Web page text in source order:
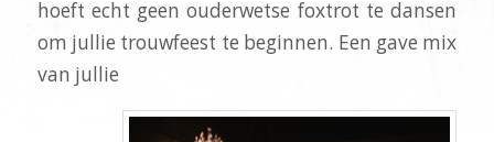
hoeft echt geen ouderwetse foxtrot te dansen
om jullie trouwfeest te beginnen. Een gave mix
van jullie